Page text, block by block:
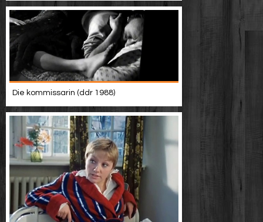
Die kommissarin (ddr 1988)